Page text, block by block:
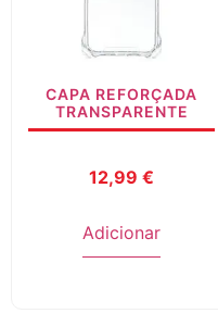
CAPA REFORÇADA
TRANSPARENTE
12,99 €
Adicionar